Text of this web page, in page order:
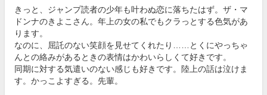
きっと、ジャンプ読者の少年も叶わぬ恋に落ちたはず。ザ・マ
ドンナのきよこさん。年上の女の私でもクラっとする色気があ
ります。
なのに、屈託のない笑顔を見せてくれたり……とくにやっちゃ
んとの絡みがあるときの表情はかわいらしくて好きです。
同期に対する気遣いのない感じも好きです。陸上の話は泣けま
す。かっこよすぎる。先輩。